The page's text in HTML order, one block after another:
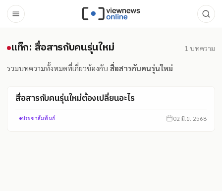
แท็ก: สื่อสารกับคนรุ่นใหม่
แท็ก: สื่อสารกับคนรุ่นใหม่ 1 บทความ
รวมบทความทั้งหมดที่เกี่ยวข้องกับ สื่อสารกับคนรุ่นใหม่
สื่อสารกับคนรุ่นใหม่ต้องเปลี่ยนอะไร
ประชาสัมพันธ์ 02 มิ.ย. 2568